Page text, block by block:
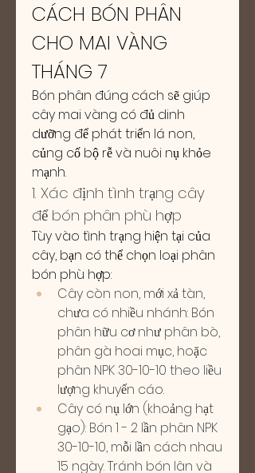
CÁCH BÓN PHÂN
CHO MAI VÀNG
THÁNG 7
Bón phân đúng cách sẽ giúp
cây mai vàng có đủ dinh
dưỡng để phát triển lá non,
củng cố bộ rễ và nuôi nụ khỏe
mạnh.
1. Xác định tình trạng cây
để bón phân phù hợp
Tùy vào tình trạng hiện tại của
cây, bạn có thể chọn loại phân
bón phù hợp:
Cây còn non, mới xả tàn,
chưa có nhiều nhánh: Bón
phân hữu cơ như phân bò,
phân gà hoai mục, hoặc
phân NPK 30-10-10 theo liều
lượng khuyến cáo.
Cây có nụ lớn (khoảng hạt
gạo): Bón 1 - 2 lần phân NPK
30-10-10, mỗi lần cách nhau
15 ngày. Tránh bón lân và